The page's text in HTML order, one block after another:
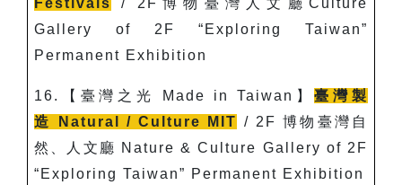
Festivals
/ 2F 博物臺灣人文廳Culture
Gallery of 2F “Exploring Taiwan”
Permanent Exhibition
16. 【臺灣之光 Made in Taiwan】臺灣製
造
Natural / Culture MIT / 2F 博物臺灣自
然、人文廳 Nature & Culture Gallery of 2F
“Exploring Taiwan” Permanent Exhibition